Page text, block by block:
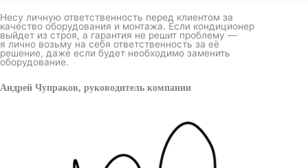
Несу личную ответственность перед клиентом за
качество оборудования и монтажа. Если кондиционер
выйдет из строя, а гарантия не решит проблему —
я лично возьму на себя ответственность за её
решение, даже если будет необходимо заменить
оборудование.
Андрей Чупраков, руководитель компании